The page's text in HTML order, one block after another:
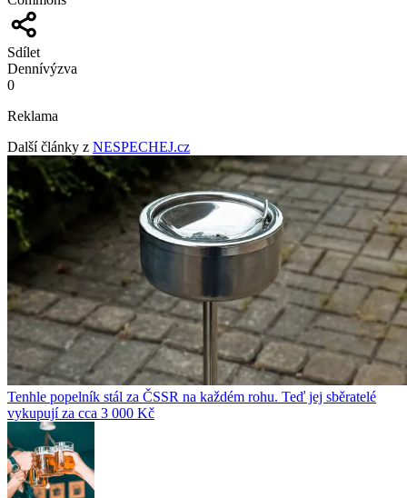
Sdílet
Dennívýzva
0
Reklama
Další články z NESPECHEJ.cz
Tenhle popelník stál za ČSSR na každém rohu. Teď jej sběratelé
vykupují za cca 3 000 Kč